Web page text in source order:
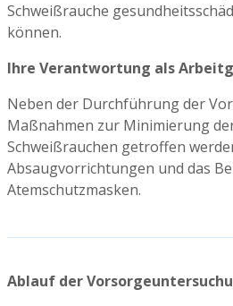
Schweißrauche
können.
Ihre Verantwortung als
Neben der Durchführung der
Maßnahmen zur Minimierung
Schweißrauchen getroffen
Absaugvorrichtungen und das
Atemschutzmasken.
Ablauf der